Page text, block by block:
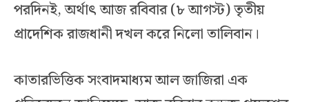
পরদিনই, অর্থাৎ আজ রবিবার (৮ আগস্ট) তৃতীয়
প্রাদেশিক রাজধানী দখল করে নিলো তালিবান।
কাতারভিত্তিক সংবাদমাধ্যম আল জাজিরা এক